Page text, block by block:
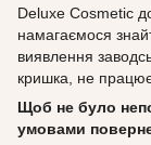
Deluxe Cosmetic
намагаємося
виявлення
кришка, не
Щоб не було
умовами